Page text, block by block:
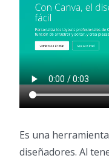
Es una
diseñadores. Al